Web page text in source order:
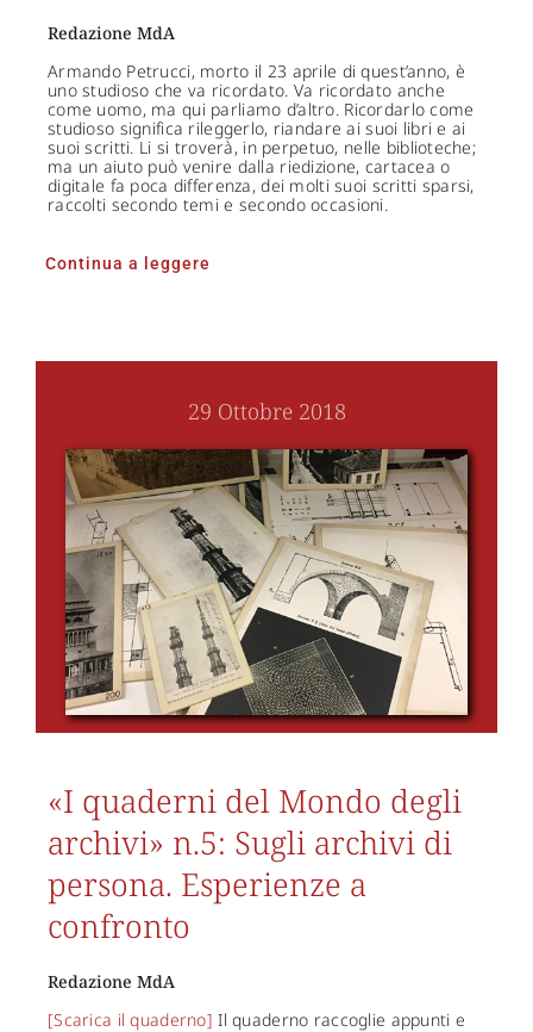
Redazione MdA
Armando Petrucci, morto il 23 aprile di quest’anno, è
uno studioso che va ricordato. Va ricordato anche
come uomo, ma qui parliamo d’altro. Ricordarlo come
studioso significa rileggerlo, riandare ai suoi libri e ai
suoi scritti. Li si troverà, in perpetuo, nelle biblioteche;
ma un aiuto può venire dalla riedizione, cartacea o
digitale fa poca differenza, dei molti suoi scritti sparsi,
raccolti secondo temi e secondo occasioni.
Continua a leggere
29 Ottobre 2018
«I quaderni del Mondo degli
archivi» n.5: Sugli archivi di
persona. Esperienze a
confronto
Redazione MdA
[Scarica il quaderno] Il quaderno raccoglie appunti e